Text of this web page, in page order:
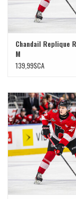
Chandail Replique
M
139,99$CA